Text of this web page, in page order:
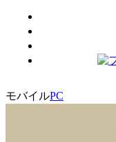
モバイルPC